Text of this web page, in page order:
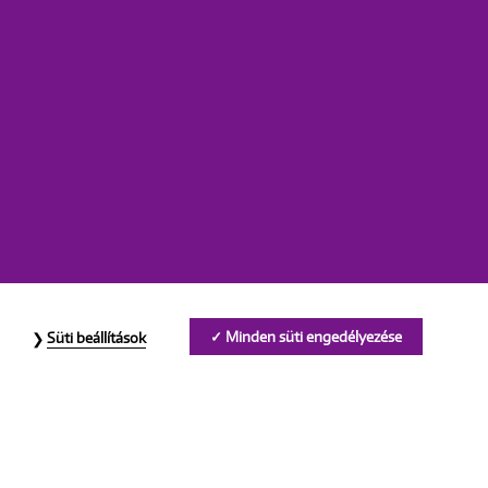
Minden süti engedélyezése
Süti beállítások